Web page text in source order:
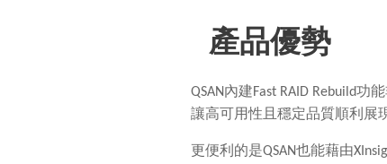
產品優勢
QSAN內建Fast RAID Rebuild功
讓高可用性且穩定品質順利展
更便利的是QSAN也能藉由